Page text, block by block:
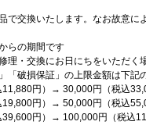
で交換いたします。なお故意に
らの期間です
理・交換にお日にちをいただく
「破損保証」の上限金額は下記
11,880円）→ 30,000円（税込
19,800円）→ 50,000円（税込
39,600円）→ 100,000円（税込